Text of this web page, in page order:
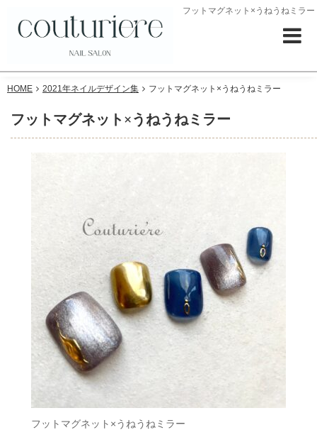
フットマグネット×うねうねミラー
HOME 2021年ネイルデザイン集 フットマグネット×うねうねミラー
フットマグネット×うねうねミラー
フットマグネット×うねうねミラー